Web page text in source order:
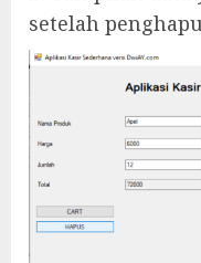
setelah